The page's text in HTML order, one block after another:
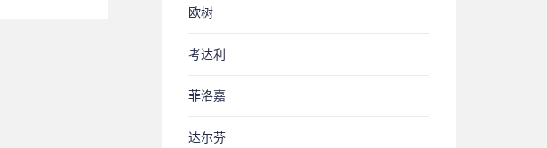
欧树
考达利
菲洛嘉
达尔芬